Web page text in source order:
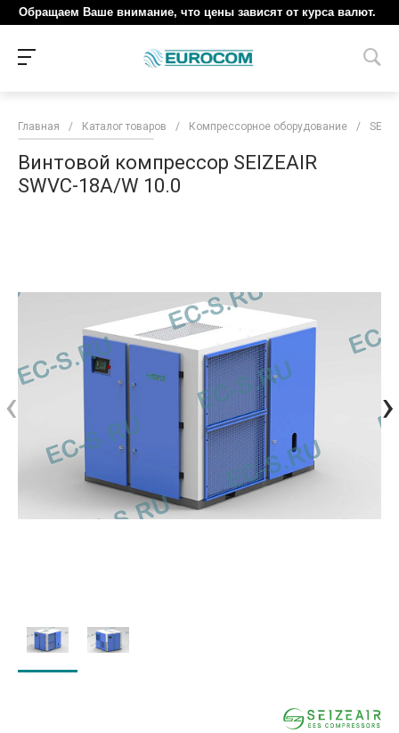
Обращаем Ваше внимание, что цены зависят от курса валют.
Главная / Каталог товаров / Компрессорное оборудование /
Винтовой компрессор SEIZEAIR
SWVC-18A/W 10.0
‹ ›